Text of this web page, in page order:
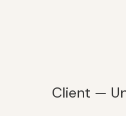
Client —